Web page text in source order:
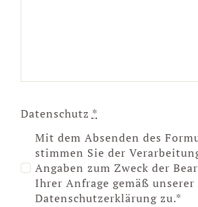
Datenschutz *
Mit dem Absenden des
stimmen Sie der
Angaben zum Zweck der
Ihrer Anfrage gemäß unserer
Datenschutzerklärung zu.*